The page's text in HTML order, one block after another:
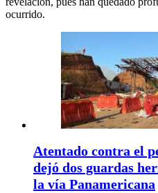
ocurrido.
Atentado contra el
dejó dos guardas
la vía Panamericana